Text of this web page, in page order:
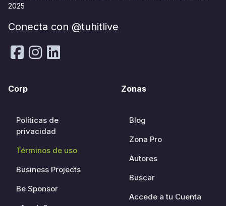
2025
Conecta con @tuhitlive
Corp
Políticas de
privacidad
Términos de uso
Business Projects
Be Sponsor
Zonas
Blog
Zona Pro
Autores
Buscar
Accede a tu Cuenta